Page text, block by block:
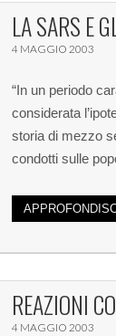
LA SARS E
4 MAGGIO 2003
“In un periodo
considerata
storia di mezzo
condotti sulle
REAZIONI
4 MAGGIO 2003